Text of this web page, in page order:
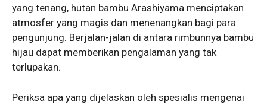
yang tenang, hutan bambu Arashiyama menciptakan
atmosfer yang magis dan menenangkan bagi para
pengunjung. Berjalan-jalan di antara rimbunnya bambu
hijau dapat memberikan pengalaman yang tak
terlupakan.
Periksa apa yang dijelaskan oleh spesialis mengenai